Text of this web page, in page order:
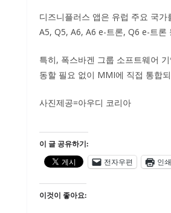
디즈니플러스 앱은 유럽 주요 국
A5, Q5, A6, A6 e-트론, Q6 e-트론
특히, 폭스바겐 그룹 소프트웨어
동할 필요 없이 MMI에 직접 통합
사진제공=아우디 코리아
이 글 공유하기:
전자우편
인쇄
이것이 좋아요: